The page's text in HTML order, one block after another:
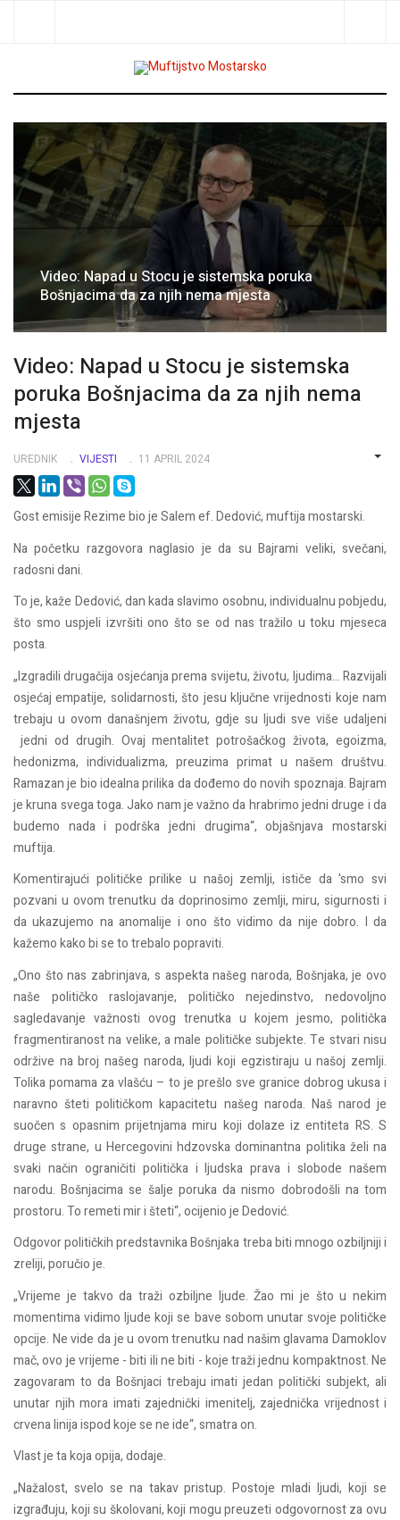
Video: Napad u Stocu je sistemska poruka
Bošnjacima da za njih nema mjesta
Video: Napad u Stocu je sistemska
poruka Bošnjacima da za njih nema
mjesta
UREDNIK VIJESTI 11 APRIL 2024
Gost emisije Rezime bio je Salem ef. Dedović, muftija mostarski.
Na početku razgovora naglasio je da su Bajrami veliki, svečani,
radosni dani.
To je, kaže Dedović, dan kada slavimo osobnu, individualnu pobjedu,
što smo uspjeli izvršiti ono što se od nas tražilo u toku mjeseca
posta.
„Izgradili drugačija osjećanja prema svijetu, životu, ljudima… Razvijali
osjećaj empatije, solidarnosti, što jesu ključne vrijednosti koje nam
trebaju u ovom današnjem životu, gdje su ljudi sve više udaljeni
jedni od drugih. Ovaj mentalitet potrošačkog života, egoizma,
hedonizma, individualizma, preuzima primat u našem društvu.
Ramazan je bio idealna prilika da dođemo do novih spoznaja. Bajram
je kruna svega toga. Jako nam je važno da hrabrimo jedni druge i da
budemo nada i podrška jedni drugima“, objašnjava mostarski
muftija.
Komentirajući političke prilike u našoj zemlji, ističe da 'smo svi
pozvani u ovom trenutku da doprinosimo zemlji, miru, sigurnosti i
da ukazujemo na anomalije i ono što vidimo da nije dobro. I da
kažemo kako bi se to trebalo popraviti.
„Ono što nas zabrinjava, s aspekta našeg naroda, Bošnjaka, je ovo
naše političko raslojavanje, političko nejedinstvo, nedovoljno
sagledavanje važnosti ovog trenutka u kojem jesmo, politička
fragmentiranost na velike, a male političke subjekte. Te stvari nisu
održive na broj našeg naroda, ljudi koji egzistiraju u našoj zemlji.
Tolika pomama za vlašću – to je prešlo sve granice dobrog ukusa i
naravno šteti političkom kapacitetu našeg naroda. Naš narod je
suočen s opasnim prijetnjama miru koji dolaze iz entiteta RS. S
druge strane, u Hercegovini hdzovska dominantna politika želi na
svaki način ograničiti politička i ljudska prava i slobode našem
narodu. Bošnjacima se šalje poruka da nismo dobrodošli na tom
prostoru. To remeti mir i šteti“, ocijenio je Dedović.
Odgovor političkih predstavnika Bošnjaka treba biti mnogo ozbiljniji i
zreliji, poručio je.
„Vrijeme je takvo da traži ozbiljne ljude. Žao mi je što u nekim
momentima vidimo ljude koji se bave sobom unutar svoje političke
opcije. Ne vide da je u ovom trenutku nad našim glavama Damoklov
mač, ovo je vrijeme - biti ili ne biti - koje traži jednu kompaktnost. Ne
zagovaram to da Bošnjaci trebaju imati jedan politički subjekt, ali
unutar njih mora imati zajednički imenitelj, zajednička vrijednost i
crvena linija ispod koje se ne ide“, smatra on.
Vlast je ta koja opija, dodaje.
„Nažalost, svelo se na takav pristup. Postoje mladi ljudi, koji se
izgrađuju, koji su školovani, koji mogu preuzeti odgovornost za ovu